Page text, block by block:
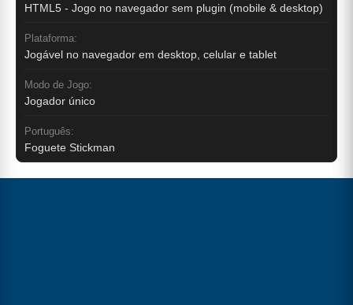
HTML5 - Jogo no navegador sem plugin (mobile & desktop)
Plataforma:
Jogável no navegador em desktop, celular e tablet
Modo de Jogo:
Jogador único
Português:
Foguete Stickman